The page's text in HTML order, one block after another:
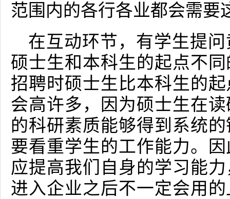
范围内的各行各业都会需要
在互动环节，有学生提
硕士生和本科生的起点不
招聘时硕士生比本科生的
会高许多，因为硕士生在
的科研素质能够得到系统
要看重学生的工作能力。
应提高我们自身的学习能
进入企业之后不一定会用